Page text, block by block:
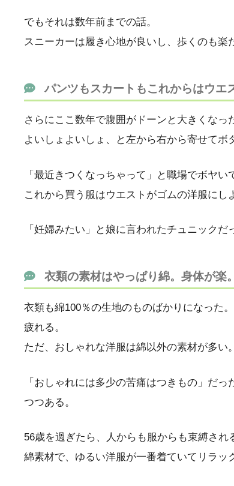
でもそれは数年前までの話。
スニーカーは履き心地が良いし、歩くのも
パンツもスカートもこれからはウエ
さらにここ数年で腹囲がドーンと大きくな
よいしょよいしょ、と左から右から寄せて
「最近きつくなっちゃって」と職場でボヤ
これから買う服はウエストがゴムの洋服に
「妊婦みたい」と娘に言われたチュニック
衣類の素材はやっぱり綿。身体が楽。
衣類も綿100％の生地のものばかりになった
疲れる。
ただ、おしゃれな洋服は綿以外の素材が多い
「おしゃれには多少の苦痛はつきもの」だ
つつある。
56歳を過ぎたら、人からも服からも束縛さ
綿素材で、ゆるい洋服が一番着ていてリラッ